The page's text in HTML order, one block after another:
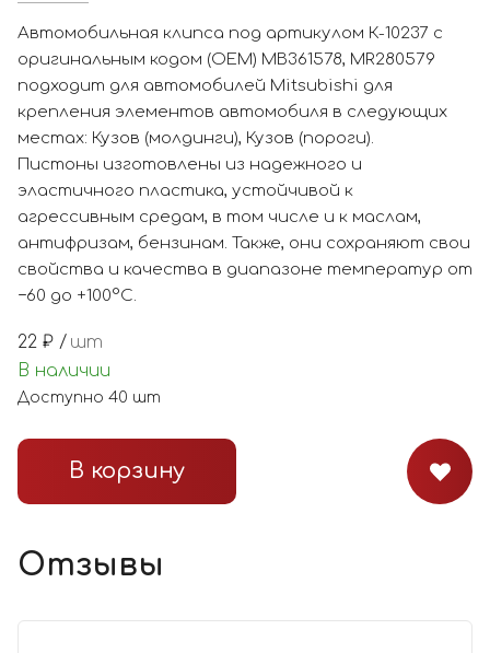
Автомобильная клипса под артикулом К-10237 с
оригинальным кодом (OEM) MB361578, MR280579
подходит для автомобилей Mitsubishi для
крепления элементов автомобиля в следующих
местах: Кузов (молдинги), Кузов (пороги).
Пистоны изготовлены из надежного и
эластичного пластика, устойчивой к
агрессивным средам, в том числе и к маслам,
антифризам, бензинам. Также, они сохраняют свои
свойства и качества в диапазоне температур от
−60 до +100°С.
22 ₽ / шт
В наличии
Доступно 40 шт
В корзину
Отзывы